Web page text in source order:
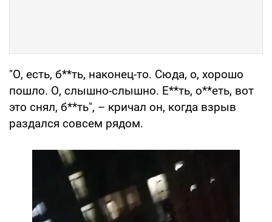
"О, есть, б**ть, наконец-то. Сюда, о, хорошо
пошло. О, слышно-слышно. Е**ть, о**еть, вот
это снял, б**ть", – кричал он, когда взрыв
раздался совсем рядом.